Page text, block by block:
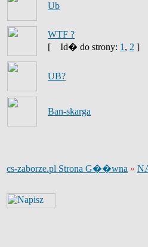
Ub
WTF ?
[
Id� do strony: 1 , 2 ]
UB?
Ban-skarga
cs-zaborze.pl Strona G��wna »